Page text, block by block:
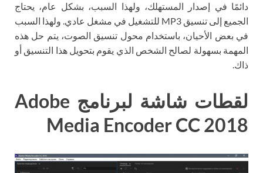
دائمًا في إصدار المستهلك، ولهذا السبب، بشكل عام، يحتاج
الجميع إلى تنسيق MP3 للتشغيل في مشغل عادي. ولهذا السبب
في بعض الأحيان، باستخدام محول تنسيق الصوت، يتم حل هذه
المهمة بسهولة لصالح الشخص الذي يقوم بتحويل هذا التنسيق أو
ذاك.
لقطات شاشة لبرنامج Adobe
Media Encoder CC 2018